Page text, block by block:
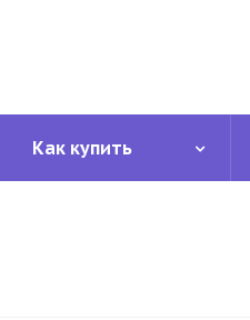
Как купить